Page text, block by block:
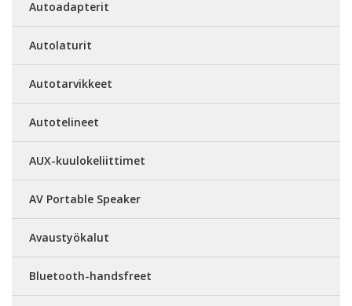
Autoadapterit
Autolaturit
Autotarvikkeet
Autotelineet
AUX-kuulokeliittimet
AV Portable Speaker
Avaustyökalut
Bluetooth-handsfreet